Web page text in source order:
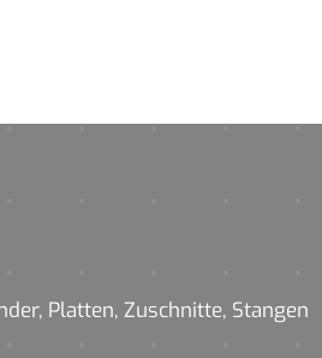
Platten, Zuschnitte, Stangen